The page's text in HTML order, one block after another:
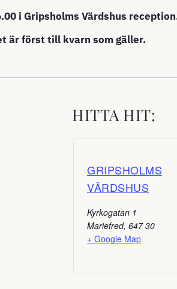
i Gripsholms Värdshus
är först till kvarn som gäller.
HITTA HIT:
GRIPSHOLMS
VÄRDSHUS
Kyrkogatan 1
Mariefred, 647 30
+ Google Map